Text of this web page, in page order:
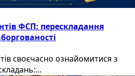
ФСП: перескладання
своєчасно ознайомитися з